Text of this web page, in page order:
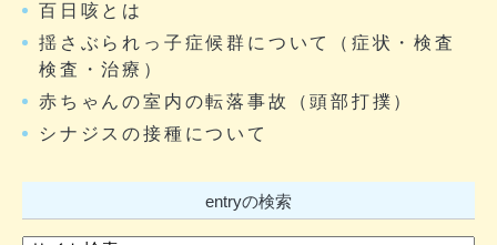
百日咳とは
揺さぶられっ子症候群について（症状・検査
検査・治療）
赤ちゃんの室内の転落事故（頭部打撲）
シナジスの接種について
entryの検索